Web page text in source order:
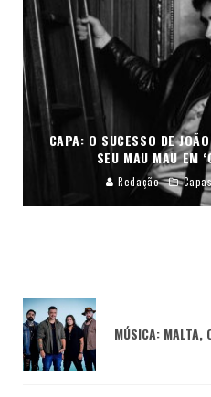
CAPA: O SUCESSO DE
SEU MAU MAU EM
Redação
MÚSICA: MALTA,